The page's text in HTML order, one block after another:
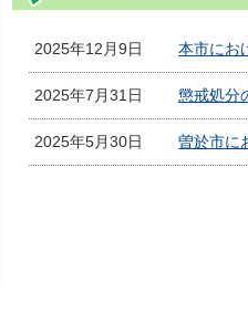
2025年12月9日 本市にお
2025年7月31日 懲戒処分
2025年5月30日 曽於市に